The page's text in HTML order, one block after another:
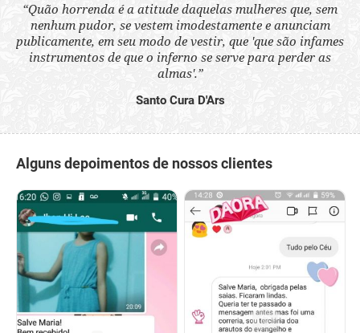
“Quão horrenda é a atitude daquelas mulheres que, sem
nenhum pudor, se vestem imodestamente e anunciam
publicamente, em seu modo de vestir, que 'que são infames
instrumentos de que o inferno se serve para perder as
almas'.”
Santo Cura D'Ars
Alguns depoimentos de nossos clientes